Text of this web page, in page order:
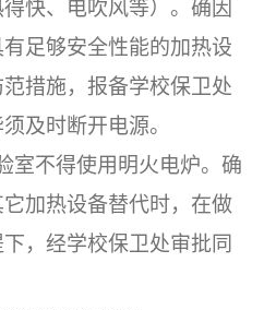
快、电吹风等）。确因
足够安全性能的加热设
措施，报备学校保卫处
及时断开电源。
室不得使用明火电炉。确
加热设备替代时，在做
，经学校保卫处审批同